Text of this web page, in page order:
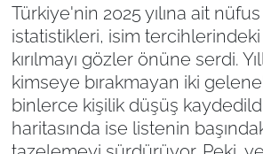
Türkiye'nin 2025 yılına ait nüfus
istatistikleri, isim
kırılmayı gözler önüne serdi.
kimseye bırakmayan iki
binlerce kişilik düşüş
haritasında ise listenin